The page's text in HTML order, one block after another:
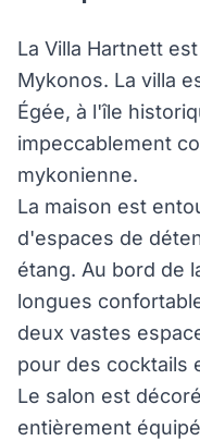
La Villa Hartnett
Mykonos. La villa
Égée, à l'île
impeccablement
mykonienne.
La maison est
d'espaces de
étang. Au bord de
longues
deux vastes
pour des cocktails
Le salon est
entièrement